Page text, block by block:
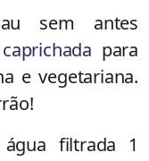
sem antes
para
e vegetariana.
filtrada 1